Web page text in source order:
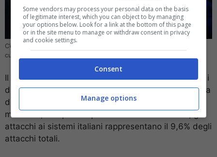
C’è una grande crescita di attacchi di phishing, una truffa subdola in
cui gli utenti meno esperti cadono facilmente – computer-idea.it
Il dato è ancora più preoccupante se si confrontano i
dati di oggi con quelli del 2018: c’è stata una crescita
del 300% degli attacchi informatici. Nel totale
mondiale, sempre nel primo semestre del 2023, gli
attacchi ai sistemi italiani rappresentano il 9,6% degli
attacchi totali.
Some vendors may process your personal data on the basis
of legitimate interest, which you can object to by managing
your options below. Look for a link at the bottom of this page
or in the site menu to manage or withdraw consent in privacy
and cookie settings.
Consent
Manage options